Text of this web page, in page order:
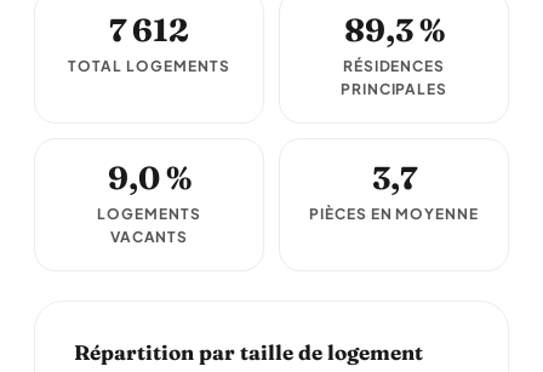
7 612
TOTAL LOGEMENTS
89,3 %
RÉSIDENCES
PRINCIPALES
9,0 %
LOGEMENTS
VACANTS
3,7
PIÈCES EN MOYENNE
Répartition par taille de logement